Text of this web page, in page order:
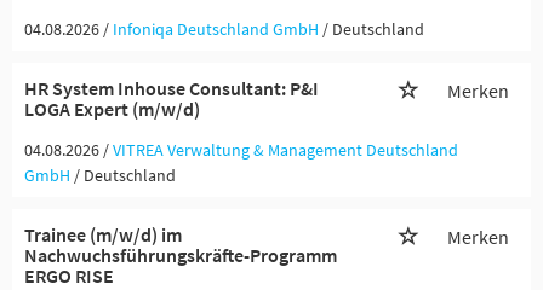
04.08.2026 / Infoniqa Deutschland GmbH / Deutschland
HR System Inhouse Consultant: P&I
LOGA Expert (m/w/d)
Merken
04.08.2026 /VITREA Verwaltung & Management Deutschland
GmbH / Deutschland
Trainee (m/w/d) im
Nachwuchsführungskräfte-Programm
ERGO RISE
Merken